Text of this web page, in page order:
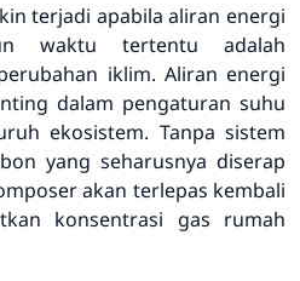
terjadi apabila aliran energi
waktu tertentu adalah
iklim. Aliran energi
dalam pengaturan suhu
ekosistem. Tanpa sistem
yang seharusnya diserap
akan terlepas kembali
konsentrasi gas rumah